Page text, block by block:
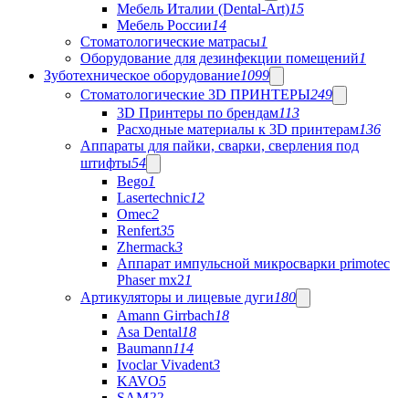
Мебель Италии (Dental-Art)15
Мебель России14
Стоматологические матрасы1
Оборудование для дезинфекции помещений1
Зуботехническое оборудование1099
Стоматологические 3D ПРИНТЕРЫ249
3D Принтеры по брендам113
Расходные материалы к 3D принтерам136
Аппараты для пайки, сварки, сверления под
штифты54
Bego1
Lasertechnic12
Omec2
Renfert35
Zhermack3
Аппарат импульсной микросварки primotec
Phaser mx21
Артикуляторы и лицевые дуги180
Amann Girrbach18
Asa Dental18
Baumann114
Ivoclar Vivadent3
KAVO5